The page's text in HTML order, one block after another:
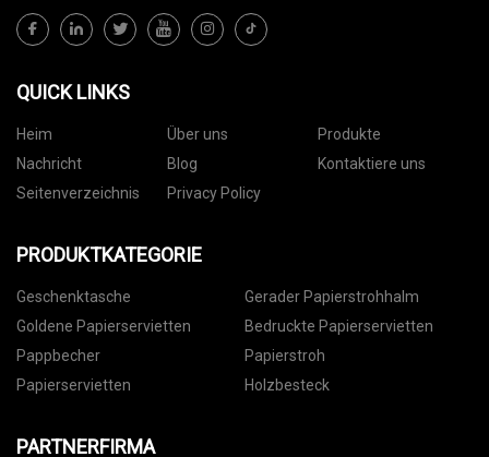
QUICK LINKS
Heim Über uns
Produkte
Nachricht
Blog
Kontaktiere uns
Seitenverzeichnis
Privacy Policy
PRODUKTKATEGORIE
Geschenktasche
Gerader Papierstrohhalm
Goldene Papierservietten
Bedruckte Papierservietten
Pappbecher
Papierstroh
Papierservietten
Holzbesteck
PARTNERFIRMA